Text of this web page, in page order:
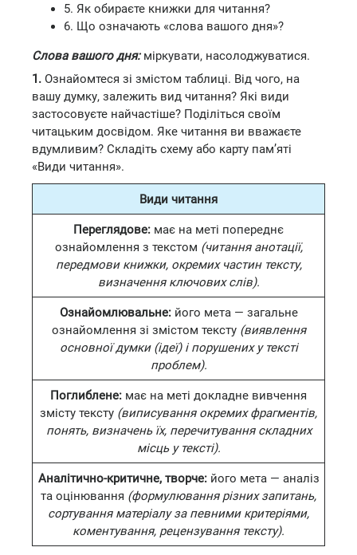
5. Як обираєте книжки для читання?
6. Що означають «слова вашого дня»?
Слова вашого дня: міркувати, насолоджуватися.
1. Ознайомтеся зі змістом таблиці. Від чого, на
вашу думку, залежить вид читання? Які види
застосовуєте найчастіше? Поділіться своїм
читацьким досвідом. Яке читання ви вважаєте
вдумливим? Складіть схему або карту пам’яті
«Види читання».
Види читання
Переглядове: має на меті попереднє
ознайомлення з текстом (читання анотації,
передмови книжки, окремих частин тексту,
визначення ключових слів).
Ознайомлювальне:його мета — загальне
ознайомлення зі змістом тексту (виявлення
основної думки (ідеї) і порушених у тексті
проблем).
Поглиблене: має на меті докладне вивчення
змісту тексту (виписування окремих фрагментів,
понять, визначень їх, перечитування складних
місць у тексті).
Аналітично-критичне, творче:його мета — аналіз
та оцінювання (формулювання різних запитань,
сортування матеріалу за певними критеріями,
коментування, рецензування тексту).